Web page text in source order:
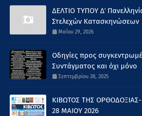
ΔΕΛΤΙΟ ΤΥΠΟΥ Δ΄
Στελεχών Κατασκηνώσεων
Μαΐου 29, 2026
Οδηγίες προς
Συντάγματος και όχι μόνο
Σεπτεμβρίου 28, 2025
ΚΙΒΩΤΟΣ ΤΗΣ
28 ΜΑΙΟΥ 2026